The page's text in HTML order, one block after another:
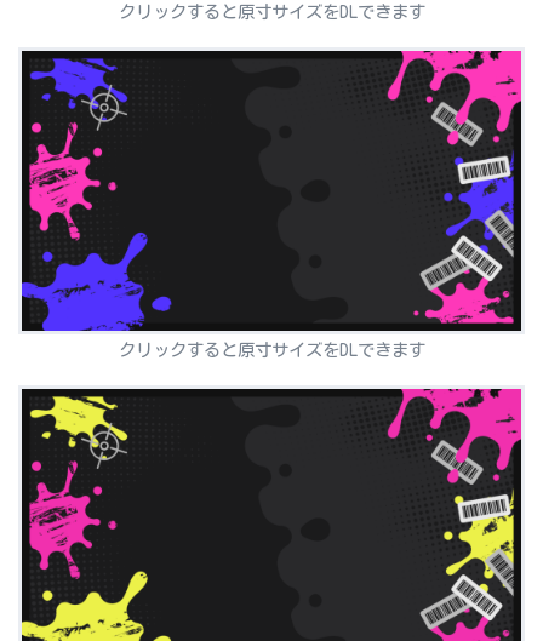
クリックすると原寸サイズをDLできます
クリックすると原寸サイズをDLできます